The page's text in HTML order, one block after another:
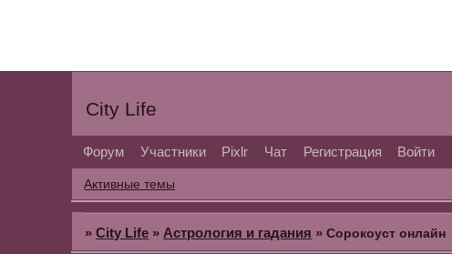
City Life
Форум Участники Pixlr Чат Регистрация Войти
Активные темы
»City Life » Астрология и гадания »Сорокоуст онлайн